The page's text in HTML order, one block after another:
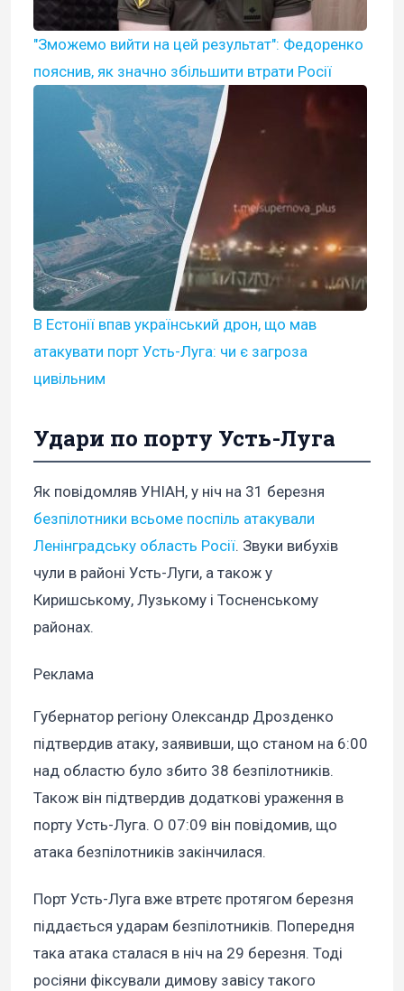
"Зможемо вийти на цей результат": Федоренко
пояснив, як значно збільшити втрати Росії
В Естонії впав український дрон, що мав
атакувати порт Усть-Луга: чи є загроза
цивільним
Удари по порту Усть-Луга
Як повідомляв УНІАН, у ніч на 31 березня
безпілотники всьоме поспіль атакували
Ленінградську область Росії. Звуки вибухів
чули в районі Усть-Луги, а також у
Киришському, Лузькому і Тосненському
районах.
Реклама
Губернатор регіону Олександр Дрозденко
підтвердив атаку, заявивши, що станом на 6:00
над областю було збито 38 безпілотників.
Також він підтвердив додаткові ураження в
порту Усть-Луга. О 07:09 він повідомив, що
атака безпілотників закінчилася.
Порт Усть-Луга вже втретє протягом березня
піддається ударам безпілотників. Попередня
така атака сталася в ніч на 29 березня. Тоді
росіяни фіксували димову завісу такого